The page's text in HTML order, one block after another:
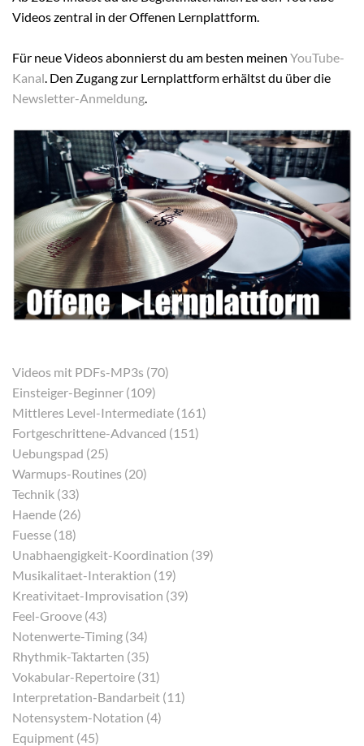
Videos zentral in der Offenen Lernplattform.
Für neue Videos abonnierst du am besten meinen YouTube-
Kanal . Den Zugang zur Lernplattform erhältst du über die
Newsletter-Anmeldung
Videos mit PDFs-MP3s (70)
Einsteiger-Beginner (109)
Mittleres Level-Intermediate (161)
Fortgeschrittene-Advanced (151)
Uebungspad (25)
Warmups-Routines (20)
Technik (33)
Haende (26)
Fuesse (18)
Unabhaengigkeit-Koordination (39)
Musikalitaet-Interaktion (19)
Kreativitaet-Improvisation (39)
Feel-Groove (43)
Notenwerte-Timing (34)
Rhythmik-Taktarten (35)
Vokabular-Repertoire (31)
Interpretation-Bandarbeit (11)
Notensystem-Notation (4)
Equipment (45)